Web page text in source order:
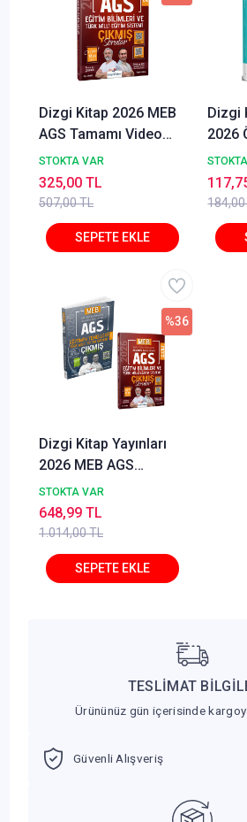
Dizgi Kitap 2026 MEB
AGS Tamamı Video
Çözümlü Eğitim
Bilimleri ve Türk Milli
Eğitim Sistemi Çıkmış
Sorular 2. Cilt Ziya
Sümer Özgür Hamal
STOKTA VAR
507,00 TL
325,00 TL
Dizgi
2026
Sorar
50
Tuğa
Dizgi Kitap Yayınları
2026 MEB AGS
Tamamı Video
Çözümlü Eğitim
Bilimleri ve Türk Milli
Eğitim Sistemi Çıkmış
Sorular
STOKTA VAR
1.014,00 TL
%36
648,99 TL
TESLİMAT
Ürününüz gün içerisinde
Güvenli Alışveriş